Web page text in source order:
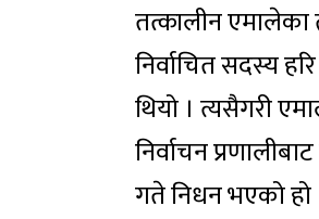
तत्कालीन एमालेका
निर्वाचित सदस्य
थियो । त्यसैगरी
निर्वाचन
गते निधन भएको हो